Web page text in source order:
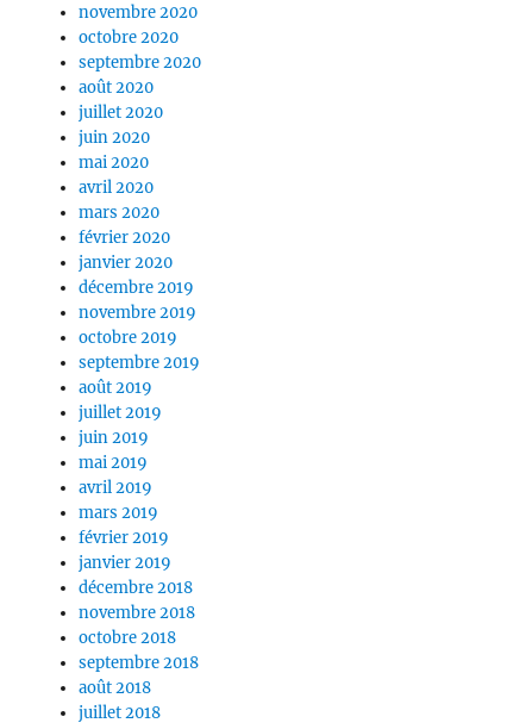
novembre 2020
octobre 2020
septembre 2020
août 2020
juillet 2020
juin 2020
mai 2020
avril 2020
mars 2020
février 2020
janvier 2020
décembre 2019
novembre 2019
octobre 2019
septembre 2019
août 2019
juillet 2019
juin 2019
mai 2019
avril 2019
mars 2019
février 2019
janvier 2019
décembre 2018
novembre 2018
octobre 2018
septembre 2018
août 2018
juillet 2018